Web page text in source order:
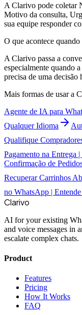
A Clarivo pode coletar
Motivo da consulta,
sua equipe responder
O que acontece quando
A Clarivo passa a
especialmente quando
precisa de uma decisão
Mais formas de usar a
Agente de IA para
Qualquer Idioma
Qualifique
Pagamento na Entrega
Confirmação de
Recuperar Carrinhos
no WhatsApp |
Clarivo
AI for your existing
and voice messages in
escalate complex chats.
Product
Features
Pricing
How It Works
FAQ